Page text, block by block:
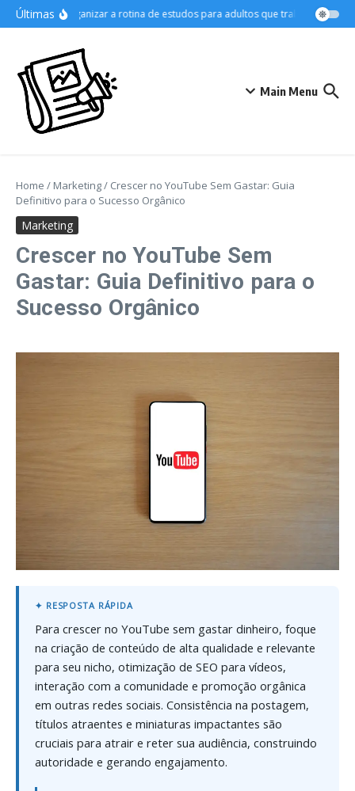
Ir para o conteúdo
Últimas
Como organizar a rotina de estudos para adultos que trabalham As
Main Menu
Home / Marketing/ Crescer no YouTube Sem Gastar: Guia
Definitivo para o Sucesso Orgânico
Marketing
Crescer no YouTube Sem
Gastar: Guia Definitivo para o
Sucesso Orgânico
Para crescer no YouTube sem gastar dinheiro, foque
na criação de conteúdo de alta qualidade e relevante
para seu nicho, otimização de SEO para vídeos,
interação com a comunidade e promoção orgânica
em outras redes sociais. Consistência na postagem,
títulos atraentes e miniaturas impactantes são
cruciais para atrair e reter sua audiência, construindo
autoridade e gerando engajamento.